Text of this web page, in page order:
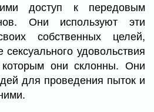
доступ к передовым
Они используют эти
собственных целей,
удовольствия
они склонны. Они
для проведения пыток и